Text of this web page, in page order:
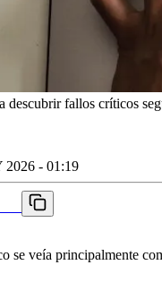
descubrir fallos críticos
2026 - 01:19
se veía principalmente